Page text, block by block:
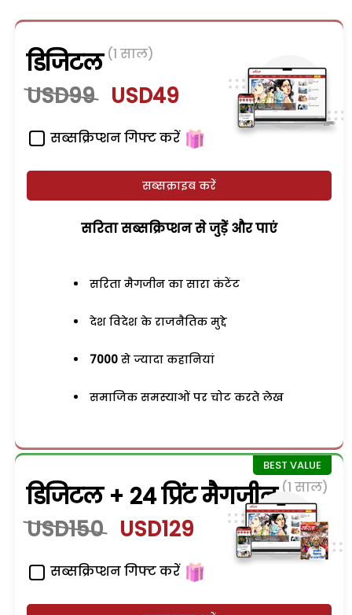
डिजिटल (1 साल)
USD99 USD49
सब्सक्रिप्शन गिफ्ट करें
सब्सक्राइब करें
सरिता सब्सक्रिप्शन से जुड़ेें और पाएं
सरिता मैगजीन का सारा कंटेंट
देश विदेश के राजनैतिक मुद्दे
7000 से ज्यादा कहानियां
समाजिक समस्याओं पर चोट करते लेख
डिजिटल + 24 प्रिंट मैगजीन (1 साल)
USD150 USD129
सब्सक्रिप्शन गिफ्ट करें